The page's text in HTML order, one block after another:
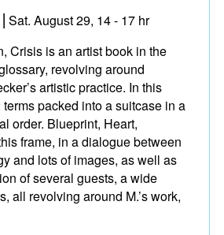
⎢Sat. August 29, 14 - 17 hr
Crisis is an artist book in the
revolving around
artistic practice. In this
packed into a suitcase in a
order. Blueprint, Heart,
frame, in a dialogue between
and lots of images, as well as
of several guests, a wide
all revolving around M.’s work,